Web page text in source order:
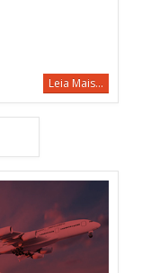
Leia Mais...